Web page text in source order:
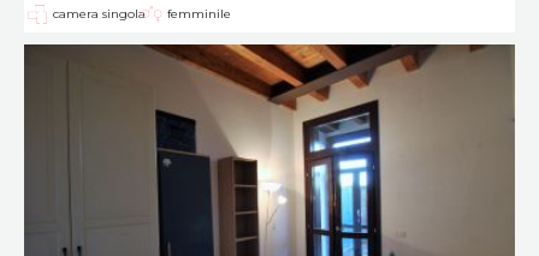
camera singola femminile